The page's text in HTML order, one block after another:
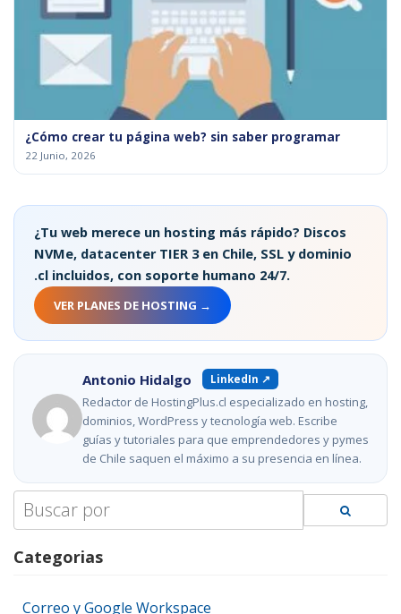
¿Cómo crear tu página web? sin saber programar
22 Junio, 2026
¿Tu web merece un hosting más rápido? Discos
NVMe, datacenter TIER 3 en Chile, SSL y dominio
.cl incluidos, con soporte humano 24/7.
VER PLANES DE HOSTING →
Antonio Hidalgo LinkedIn ↗
Redactor de HostingPlus.cl especializado en hosting,
dominios, WordPress y tecnología web. Escribe
guías y tutoriales para que emprendedores y pymes
de Chile saquen el máximo a su presencia en línea.
Search
for:
Categorias
Correo y Google Workspace